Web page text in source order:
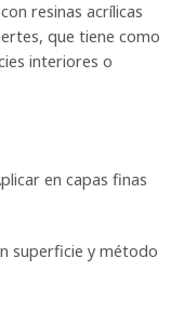
resinas acrílicas
que tiene como
interiores o
en capas finas
superficie y método